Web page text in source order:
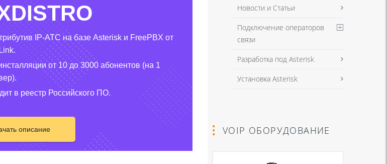
IP-АТС на базе Asterisk и FreePBX от
от 10 до 3000 абонентов (на 1
в реестр Российского ПО.
описание
Новости и Статьи
Подключение операторов
связи
Разработка под Asterisk
Установка Asterisk
VOIP ОБОРУДОВАНИЕ